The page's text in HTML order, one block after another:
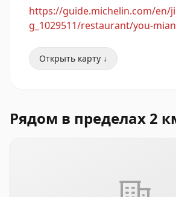
https://guide.michelin.com/en/
g_1029511/restaurant/you-mian
Открыть карту ↓
Рядом в пределах 2